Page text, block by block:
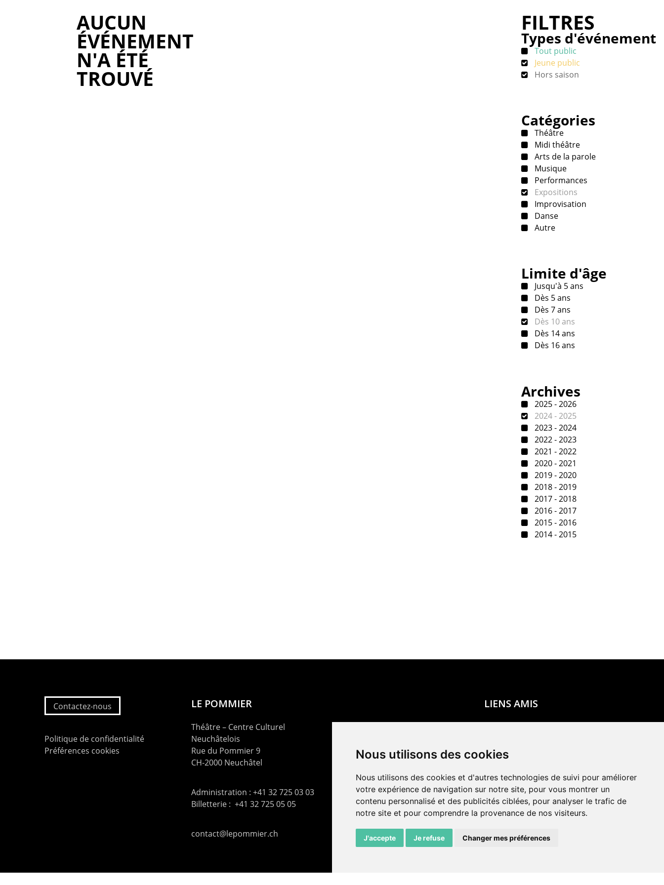
Nous utilisons des cookies
Nous utilisons des cookies et d'autres technologies de suivi pour améliorer
votre expérience de navigation sur notre site, pour vous montrer un
contenu personnalisé et des publicités ciblées, pour analyser le trafic de
notre site et pour comprendre la provenance de nos visiteurs.
J'accepte Je refuse Changer mes préférences
AUCUN
ÉVÉNEMENT
N'A ÉTÉ
TROUVÉ
FILTRES
Types d'événement
Tout public
Jeune public
Hors saison
Catégories
Théâtre
Midi théâtre
Arts de la parole
Musique
Performances
Expositions
Improvisation
Danse
Autre
Limite d'âge
Jusqu'à 5 ans
Dès 5 ans
Dès 7 ans
Dès 10 ans
Dès 14 ans
Dès 16 ans
Archives
2025 - 2026
2024 - 2025
2023 - 2024
2022 - 2023
2021 - 2022
2020 - 2021
2019 - 2020
2018 - 2019
2017 - 2018
2016 - 2017
2015 - 2016
2014 - 2015
Contactez-nous
Politique de confidentialité
Préférences cookies
LE POMMIER
Théâtre – Centre Culturel
Neuchâtelois
Rue du Pommier 9
CH-2000 Neuchâtel
Administration : +41 32 725 03 03
Billetterie : +41 32 725 05 05
contact@lepommier.ch
LIENS AMIS